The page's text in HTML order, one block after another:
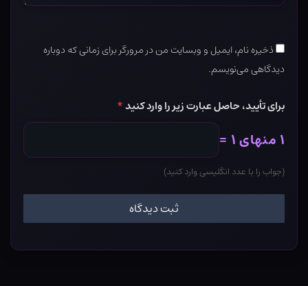
ذخیره نام، ایمیل و وبسایت من در مرورگر برای زمانی که دوباره
دیدگاهی می‌نویسم.
برای تأیید، حاصل عبارت زیر را وارد کنید*
۱ منهای ۱ =
(جواب را با عدد انگلیسی وارد کنید)